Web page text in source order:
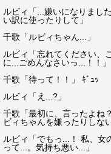
ルビィ「...嫌いになりまし
い訳に使ったりして」
千歌「ルビィちゃん...」
ルビィ「忘れてください、
に...ごめんなさいっ...！！
千歌「待って！！」 ｷﾞｭｯ
ルビィ「え...?」
千歌「最初に、言ったよね
ビィちゃんを嫌ったりしな
ルビィ「でもっ...！ 私、女
って...。気持ち悪い...」